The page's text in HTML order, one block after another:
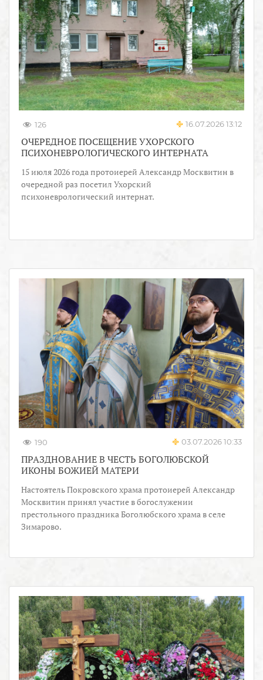
126 16.07.2026 13:12
ОЧЕРЕДНОЕ ПОСЕЩЕНИЕ УХОРСКОГО
ПСИХОНЕВРОЛОГИЧЕСКОГО ИНТЕРНАТА
15 июля 2026 года протоиерей Александр Москвитин в
очередной раз посетил Ухорский
психоневрологический интернат.
190 03.07.2026 10:33
ПРАЗДНОВАНИЕ В ЧЕСТЬ БОГОЛЮБСКОЙ
ИКОНЫ БОЖИЕЙ МАТЕРИ
Настоятель Покровского храма протоиерей Александр
Москвитин принял участие в богослужении
престольного праздника Боголюбского храма в селе
Зимарово.